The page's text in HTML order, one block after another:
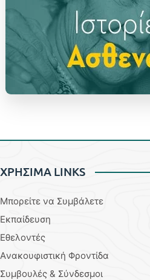
ΧΡΗΣΙΜΑ LINKS
Μπορείτε να Συμβάλετε
Εκπαίδευση
Εθελοντές
Aνακουφιστική Φροντίδα
Συμβουλές & Σύνδεσμοι